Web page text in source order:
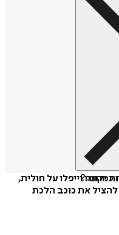
כמתנה?וייפלו על חולית,
את כוכב הלכת